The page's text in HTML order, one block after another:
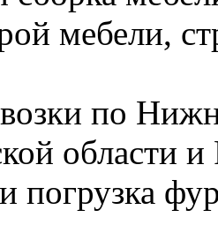
мебели,
по
области и
погрузка